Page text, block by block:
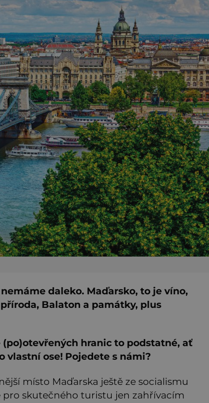
daleko. Maďarsko, to je víno,
Balaton a památky, plus
hranic to podstatné, ať
vlastní ose! Pojedete s námi?
místo Maďarska ještě ze socialismu
pro skutečného turistu jen zahřívacím